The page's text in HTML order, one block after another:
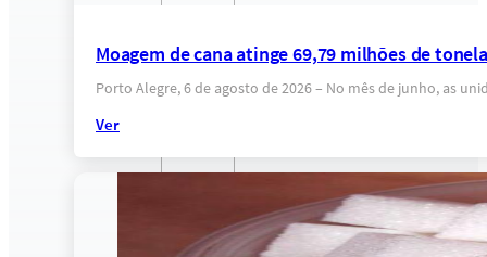
Moagem de cana atinge 69,79 milhões de
Porto Alegre, 6 de agosto de 2026 – No mês de junho, as
Ver